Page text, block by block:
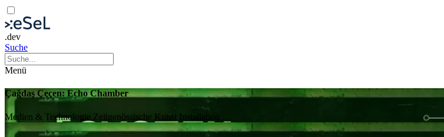
.dev
Suche
Menü
Çağdaş Çeçen: Echo Chamber
Medien & Technologie Zeitgenössische Kunst Installation